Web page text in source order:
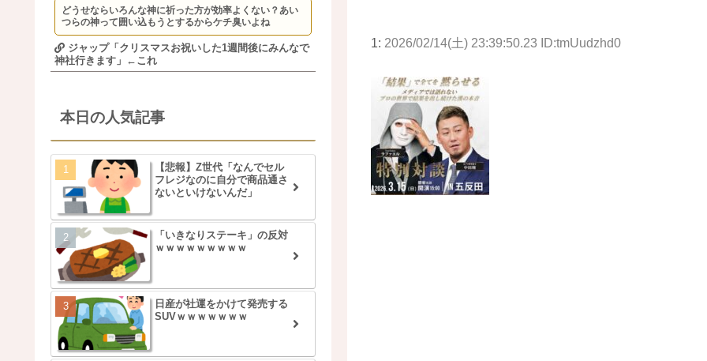
1: 2026/02/14(土) 23:39:50.23 ID:tmUudzhd0
どうせならいろんな神に祈った方が効率よくない？あい
つらの神って囲い込もうとするからケチ臭いよね
ジャップ「クリスマスお祝いした1週間後にみんなで
神社行きます」←これ
本日の人気記事
【悲報】Z世代「なんでセル
フレジなのに自分で商品通さ
ないといけないんだ」
「いきなりステーキ」の反対
ｗｗｗｗｗｗｗｗｗ
日産が社運をかけて発売する
SUVｗｗｗｗｗｗｗ